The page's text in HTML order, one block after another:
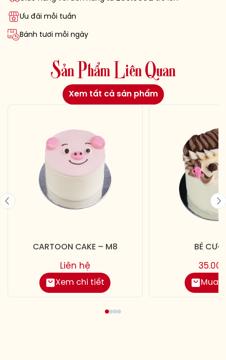
Ưu đãi mỗi tuần
Bánh tươi mỗi ngày
Sản Phẩm Liên Quan
Xem tất cả sản phẩm
CARTOON CAKE – M8
Xem chi tiết
Liên hệ
BÉ
Mua